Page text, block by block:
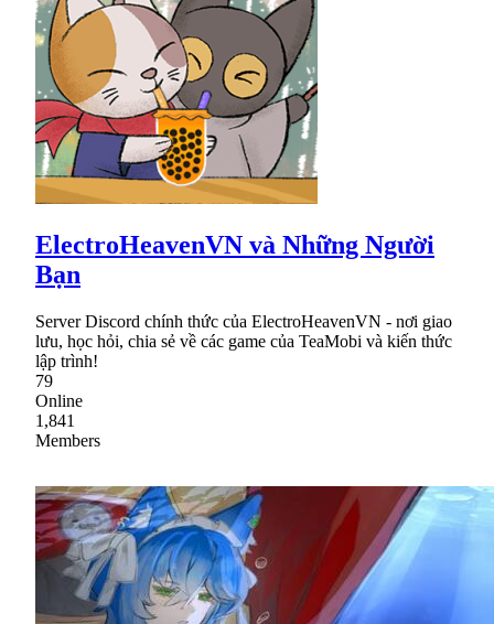
ElectroHeavenVN và Những Người
Bạn
Server Discord chính thức của ElectroHeavenVN - nơi giao
lưu, học hỏi, chia sẻ về các game của TeaMobi và kiến thức
lập trình!
79
Online
1,841
Members